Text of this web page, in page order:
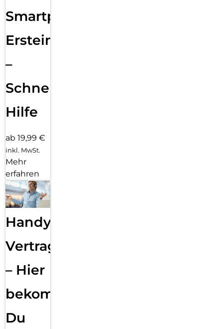
Smartphone
Ersteinrichtung
–
Schnelle
Hilfe
ab 19,99 €
inkl. MwSt.
Mehr
erfahren
Handy
Vertragsabwicklung
– Hier
bekommst
Du